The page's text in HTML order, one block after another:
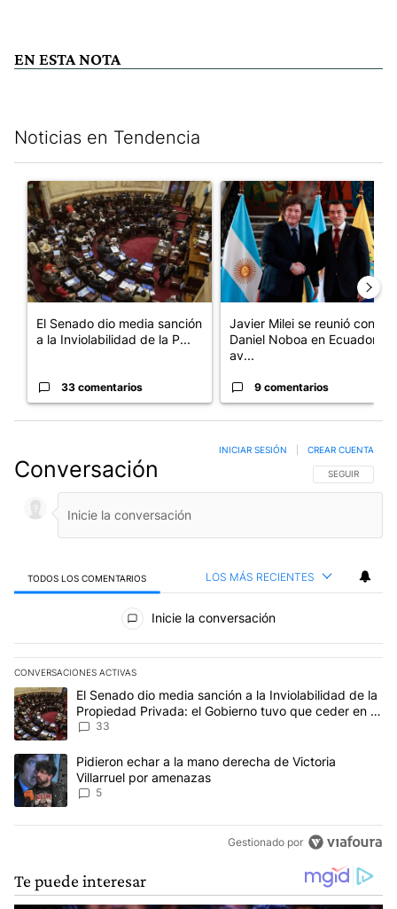
EN ESTA NOTA
Noticias en Tendencia
Un artículo de tendencia con el título "El Senado dio media
El Senado dio media sanción
a la Inviolabilidad de la P...
33 comentarios
Un artículo de tendencia con
Javier Milei se reunió con
Daniel Noboa en Ecuador y
av...
9 comentarios
Conversación SIGA ESTA
SEGUIR
INICIAR SESIÓN CREAR CUENTA
TODOS LOS COMENTARIOS LOS MÁS RECIENTES
Todos los comentarios
Inicie la conversación
CONVERSACIONES ACTIVAS
Este listado muestra los artículos con más comentarios en los
Un artículo de tendencia con el título "El Senado dio media
El Senado dio media sanción a la Inviolabilidad de la
Propiedad Privada: el Gobierno tuvo que ceder en la
Ley del Manejo del Fuego
33
Un artículo de tendencia con el título "Pidieron echar a la mano
Pidieron echar a la mano derecha de Victoria
Villarruel por amenazas
5
Gestionado por